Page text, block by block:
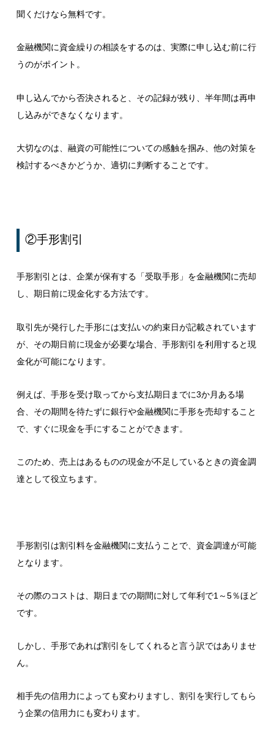
聞くだけなら無料です。
金融機関に資金繰りの相談をするのは、実際に申し込む前に行
うのがポイント。
申し込んでから否決されると、その記録が残り、半年間は再申
し込みができなくなります。
大切なのは、融資の可能性についての感触を掴み、他の対策を
検討するべきかどうか、適切に判断することです。
②手形割引
手形割引とは、企業が保有する「受取手形」を金融機関に売却
し、期日前に現金化する方法です。
取引先が発行した手形には支払いの約束日が記載されています
が、その期日前に現金が必要な場合、手形割引を利用すると現
金化が可能になります。
例えば、手形を受け取ってから支払期日までに3か月ある場
合、その期間を待たずに銀行や金融機関に手形を売却すること
で、すぐに現金を手にすることができます。
このため、売上はあるものの現金が不足しているときの資金調
達として役立ちます。
手形割引は割引料を金融機関に支払うことで、資金調達が可能
となります。
その際のコストは、期日までの期間に対して年利で1～5％ほど
です。
しかし、手形であれば割引をしてくれると言う訳ではありませ
ん。
相手先の信用力によっても変わりますし、割引を実行してもら
う企業の信用力にも変わります。